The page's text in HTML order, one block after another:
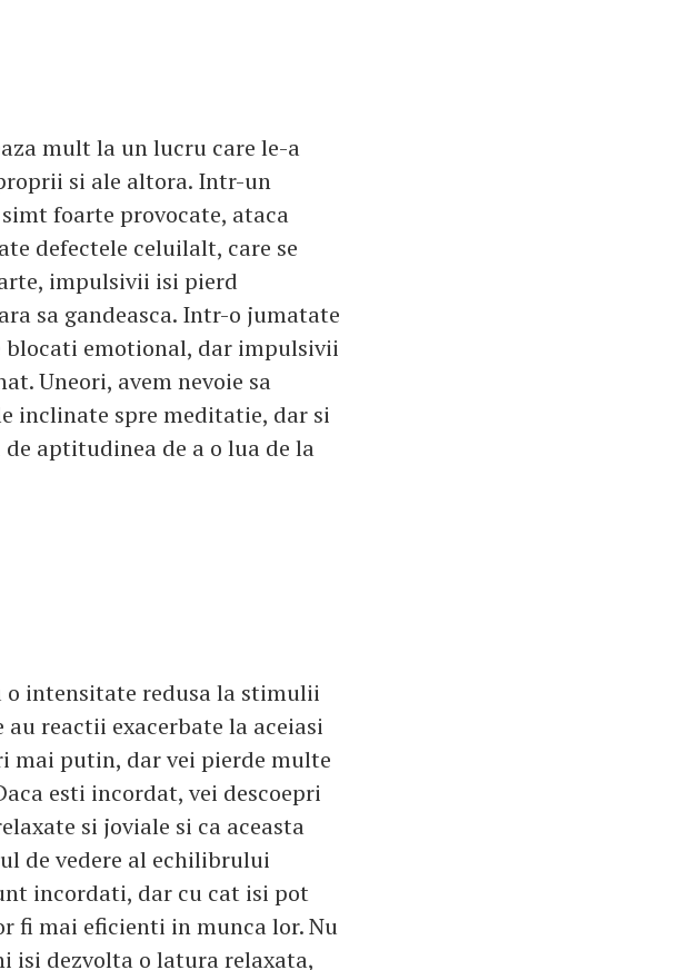
mult la un lucru care le-a
si ale altora. Intr-un
foarte provocate, ataca
defectele celuilalt, care se
impulsivii isi pierd
sa gandeasca. Intr-o jumatate
emotional, dar impulsivii
Uneori, avem nevoie sa
inclinate spre meditatie, dar si
aptitudinea de a o lua de la
o intensitate redusa la stimulii
reactii exacerbate la aceiasi
mai putin, dar vei pierde multe
esti incordat, vei descoepri
si joviale si ca aceasta
de vedere al echilibrului
incordati, dar cu cat isi pot
fi mai eficienti in munca lor. Nu
isi dezvolta o latura relaxata,